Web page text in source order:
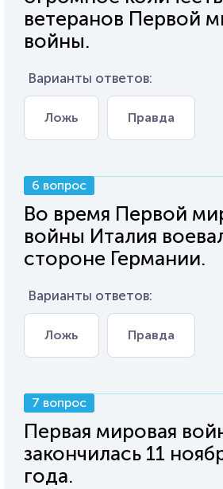
ветеранов Первой
войны.
Варианты ответов:
Ложь Правда
6 вопрос
Во время Первой
войны Италия
стороне Германии.
Варианты ответов:
Ложь Правда
7 вопрос
Первая мировая
закончилась 11
года.